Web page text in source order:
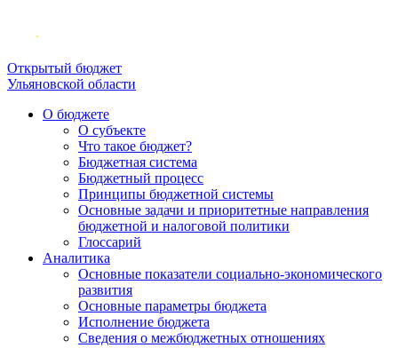
Открытый бюджет
Ульяновской области
О бюджете
О субъекте
Что такое бюджет?
Бюджетная система
Бюджетный процесс
Принципы бюджетной системы
Основные задачи и приоритетные направления
бюджетной и налоговой политики
Глоссарий
Аналитика
Основные показатели социально-экономического
развития
Основные параметры бюджета
Исполнение бюджета
Сведения о межбюджетных отношениях